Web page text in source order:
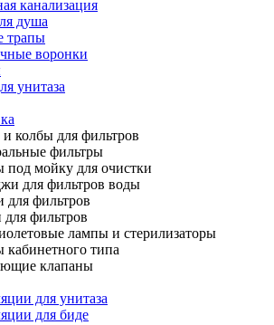
канализация
душа
трапы
воронки
унитаза
колбы для фильтров
фильтры
под мойку для очистки
для фильтров воды
для фильтров
фильтров
лампы и стерилизаторы
кабинетного типа
клапаны
для унитаза
для биде